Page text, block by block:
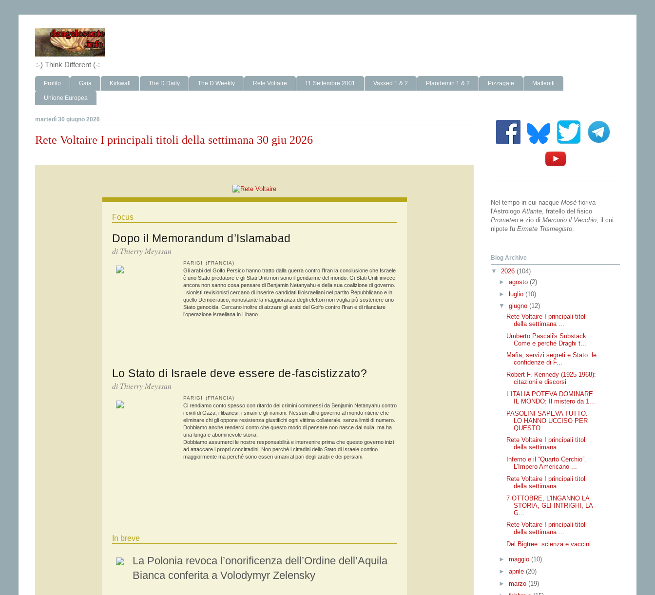
:-) Think Different (-:
Profilo Gaia Kirkwall The D Daily The D Weekly Rete Voltaire 11 Settembre 2001 Vaxxed 1 & 2 Plandemin 1 & 2 Pizzagate Matteotti
Unione Europea
martedì 30 giugno 2026
Rete Voltaire I principali titoli della settimana 30 giu 2026
Focus
Dopo il Memorandum d’Islamabad
di Thierry Meyssan
PARIGI (FRANCIA)
Gli arabi del Golfo Persico hanno tratto dalla guerra contro l’Iran la conclusione che Israele
è uno Stato predatore e gli Stati Uniti non sono il gendarme del mondo. Gi Stati Uniti invece
ancora non sanno cosa pensare di Benjamin Netanyahu e della sua coalizione di governo.
I sionisti revisionisti cercano di inserire candidati filoisraeliani nel partito Repubblicano e in
quello Democratico, nonostante la maggioranza degli elettori non voglia più sostenere uno
Stato genocida. Cercano inoltre di aizzare gli arabi del Golfo contro l’Iran e di rilanciare
l’operazione israeliana in Libano.
Lo Stato di Israele deve essere de-fascistizzato?
di Thierry Meyssan
PARIGI (FRANCIA)
Ci rendiamo conto spesso con ritardo dei crimini commessi da Benjamin Netanyahu contro
i civili di Gaza, i libanesi, i siriani e gli iraniani. Nessun altro governo al mondo ritiene che
eliminare chi gli oppone resistenza giustifichi ogni vittima collaterale, senza limiti di numero.
Dobbiamo anche renderci conto che questo modo di pensare non nasce dal nulla, ma ha
una lunga e abominevole storia.
Dobbiamo assumerci le nostre responsabilità e intervenire prima che questo governo inizi
ad attaccare i propri concittadini. Non perché i cittadini dello Stato di Israele contino
maggiormente ma perché sono esseri umani al pari degli arabi e dei persiani.
In breve
La Polonia revoca l’onorificenza dell’Ordine dell’Aquila
Bianca conferita a Volodymyr Zelensky
Nel tempo in cui nacque Mosè fioriva
l'Astrologo Atlante , fratello del fisico
Prometeo e zio di Mercurio il Vecchio , il cui
nipote fu Ermete Trismegisto
Blog Archive
▼ 2026 (104)
► agosto (2)
► luglio (10)
▼ giugno (12)
Rete Voltaire I principali titoli
della settimana ...
Umberto Pascali's Substack:
Come e perché Draghi t...
Mafia, servizi segreti e Stato: le
confidenze di F...
Robert F. Kennedy (1925-1968):
citazioni e discorsi
L’ITALIA POTEVA DOMINARE
IL MONDO: Il mistero da 1...
PASOLINI SAPEVA TUTTO.
LO HANNO UCCISO PER
QUESTO
Rete Voltaire I principali titoli
della settimana ...
Inferno e il “Quarto Cerchio”.
L’Impero Americano ...
Rete Voltaire I principali titoli
della settimana ...
7 OTTOBRE, L'INGANNO LA
STORIA, GLI INTRIGHI, LA
G...
Rete Voltaire I principali titoli
della settimana ...
Del Bigtree: scienza e vaccini
► maggio (10)
► aprile (20)
► marzo (19)